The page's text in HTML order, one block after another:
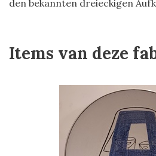
den bekannten dreieckigen
Items van deze